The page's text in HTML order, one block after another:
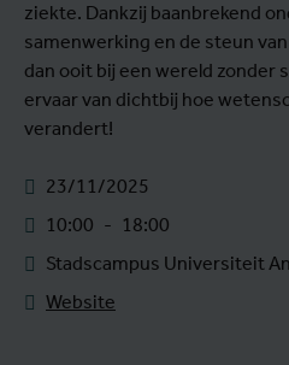
ziekte. Dankzij baanbrekend
samenwerking en de steun
dan ooit bij een wereld zonder
ervaar van dichtbij hoe
verandert!
23/11/2025
10:00 - 18:00
Stadscampus Universiteit
Website